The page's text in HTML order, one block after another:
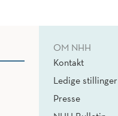
OM NHH
Kontakt
Ledige stillinger
Presse